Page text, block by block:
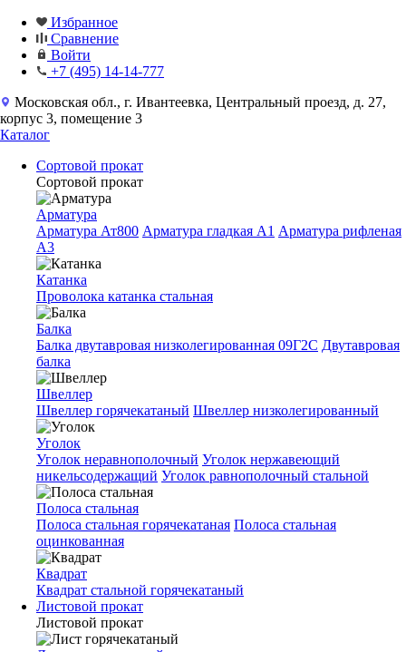
Избранное
Сравнение
Войти
+7 (495) 14-14-777
Московская обл., г. Ивантеевка, Центральный проезд, д. 27,
корпус 3, помещение 3
Каталог
Сортовой прокат
Сортовой прокат
Арматура
Арматура Ат800 Арматура гладкая A1 Арматура рифленая
A3
Катанка
Проволока катанка стальная
Балка
Балка двутавровая низколегированная 09Г2С Двутавровая
балка
Швеллер
Швеллер горячекатаный Швеллер низколегированный
Уголок
Уголок неравнополочный Уголок нержавеющий
никельсодержащий Уголок равнополочный стальной
Полоса стальная
Полоса стальная горячекатаная Полоса стальная
оцинкованная
Квадрат
Квадрат стальной горячекатаный
Листовой прокат
Листовой прокат